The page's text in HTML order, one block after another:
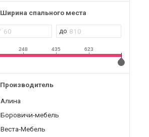
Ширина спального места
248 435 623
Производитель
Алина
Боровичи-мебель
Веста-Мебель